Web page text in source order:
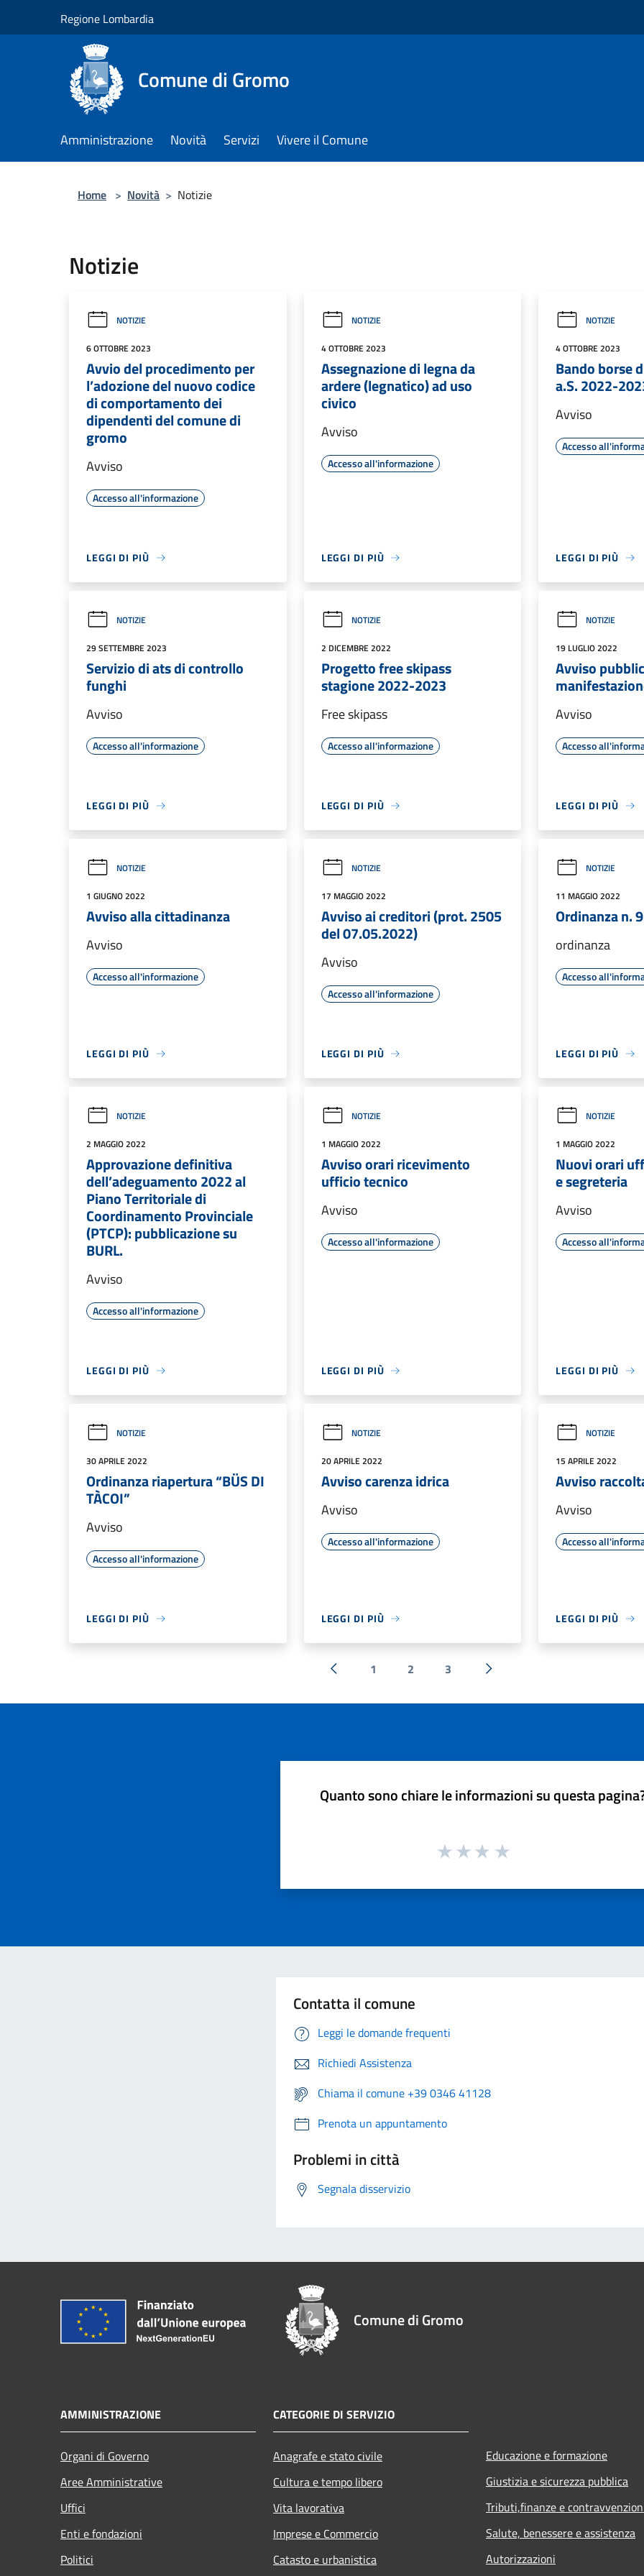
Regione Lombardia
Comune di Gromo
Amministrazione Novità Servizi Vivere il Comune
Home > Novità > Notizie
Notizie
NOTIZIE
6 OTTOBRE 2023
Avvio del procedimento per
l’adozione del nuovo codice
di comportamento dei
dipendenti del comune di
gromo
Avviso
Accesso all'informazione
LEGGI DI PIÙ
NOTIZIE
4 OTTOBRE 2023
Assegnazione di legna da
ardere (legnatico) ad uso
civico
Avviso
Accesso all'informazione
LEGGI DI PIÙ
NOTIZIE
4 OTTOBRE 2023
Bando borse
a.S. 2022-
Avviso
Accesso
LEGGI DI PIÙ
NOTIZIE
29 SETTEMBRE 2023
Servizio di ats di controllo
funghi
Avviso
Accesso all'informazione
LEGGI DI PIÙ
NOTIZIE
2 DICEMBRE 2022
Progetto free skipass
stagione 2022-2023
Free skipass
Accesso all'informazione
LEGGI DI PIÙ
NOTIZIE
19 LUGLIO 2022
Avviso
Avviso
Accesso
LEGGI DI PIÙ
NOTIZIE
1 GIUGNO 2022
Avviso alla cittadinanza
Avviso
Accesso all'informazione
LEGGI DI PIÙ
NOTIZIE
17 MAGGIO 2022
Avviso ai creditori (prot. 2505
del 07.05.2022)
Avviso
Accesso all'informazione
LEGGI DI PIÙ
NOTIZIE
11 MAGGIO 2022
Ordinanza n.
ordinanza
Accesso
LEGGI DI PIÙ
NOTIZIE
2 MAGGIO 2022
Approvazione definitiva
dell’adeguamento 2022 al
Piano Territoriale di
Coordinamento Provinciale
(PTCP): pubblicazione su
BURL.
Avviso
Accesso all'informazione
LEGGI DI PIÙ
NOTIZIE
1 MAGGIO 2022
Avviso orari ricevimento
ufficio tecnico
Avviso
Accesso all'informazione
LEGGI DI PIÙ
NOTIZIE
1 MAGGIO 2022
Nuovi orari
e segreteria
Avviso
Accesso
LEGGI DI PIÙ
NOTIZIE
30 APRILE 2022
Ordinanza riapertura “BÜS DI
TÀCOI”
Avviso
Accesso all'informazione
LEGGI DI PIÙ
NOTIZIE
20 APRILE 2022
Avviso carenza idrica
Avviso
Accesso all'informazione
LEGGI DI PIÙ
NOTIZIE
15 APRILE 2022
Avviso
Avviso
Accesso
LEGGI DI PIÙ
« Precedente
1 2 3
Successiva »
Quanto sono chiare le informazioni su questa
Contatta il comune
Leggi le domande frequenti
Richiedi Assistenza
Chiama il comune +39 0346 41128
Prenota un appuntamento
Problemi in città
Segnala disservizio
Comune di Gromo
AMMINISTRAZIONE
Organi di Governo
Aree Amministrative
Uffici
Enti e fondazioni
Politici
CATEGORIE DI SERVIZIO
Anagrafe e stato civile
Cultura e tempo libero
Vita lavorativa
Imprese e Commercio
Catasto e urbanistica
Educazione e formazione
Giustizia e sicurezza pubblica
Tributi,finanze e
Salute, benessere e assistenza
Autorizzazioni